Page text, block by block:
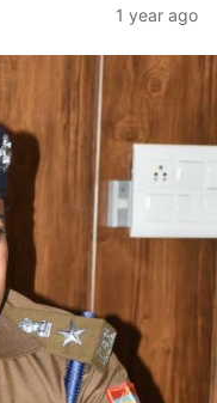
1 year ago